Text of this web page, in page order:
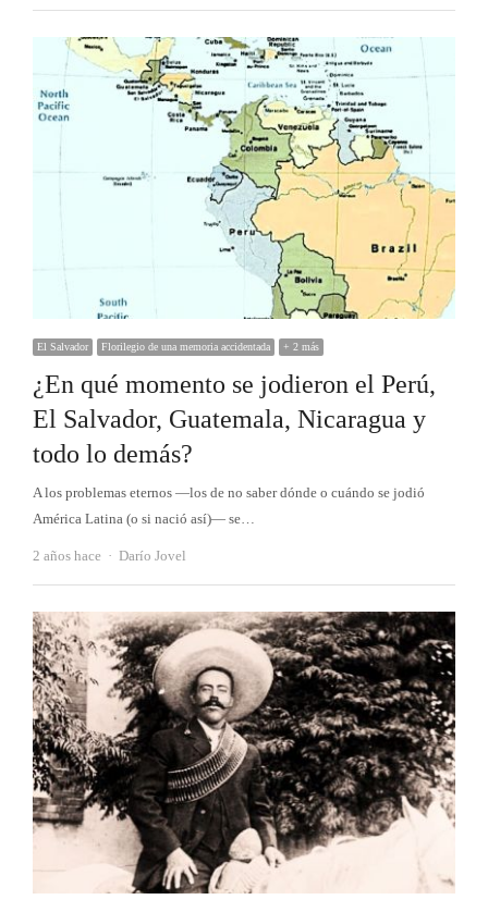
El Salvador Florilegio de una memoria accidentada + 2 más
¿En qué momento se jodieron el Perú,
El Salvador, Guatemala, Nicaragua y
todo lo demás?
A los problemas eternos —los de no saber dónde o cuándo se jodió
América Latina (o si nació así)— se…
2 años hace Autor
Darío Jovel